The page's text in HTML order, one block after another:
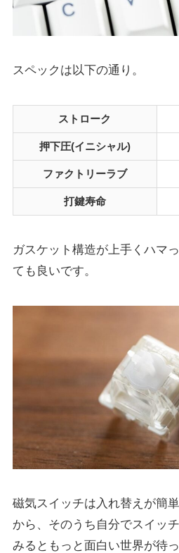
スペックは以下の通り。
ストローク
押下圧(イニシャル)
ファクトリーラブ
打鍵寿命
ガスケット構造が上手くハマ
ても良いです。
磁気スイッチは入れ替えが簡
から、そのうち自分でスイッ
みるともっと面白い世界が待っ